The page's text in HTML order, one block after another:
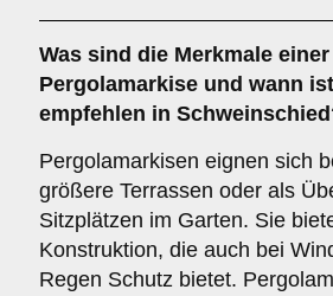
Was sind die Merkmale einer
Pergolamarkise und wann
empfehlen in
Pergolamarkisen eignen sich
größere Terrassen oder als
Sitzplätzen im Garten. Sie
Konstruktion, die auch bei
Regen Schutz bietet.